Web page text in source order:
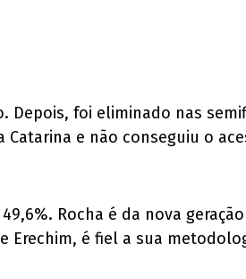
Depois, foi eliminado nas
e não conseguiu o
Rocha é da nova
Erechim, é fiel a sua